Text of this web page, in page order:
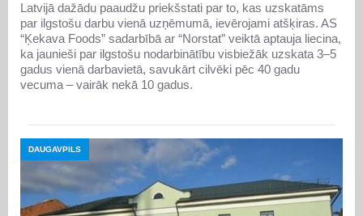
Latvijā dažādu paaudžu priekšstati par to, kas uzskatāms
par ilgstošu darbu vienā uzņēmumā, ievērojami atšķiras. AS
“Ķekava Foods” sadarbībā ar “Norstat” veiktā aptauja liecina,
ka jaunieši par ilgstošu nodarbinātību visbiežāk uzskata 3–5
gadus vienā darbavietā, savukārt cilvēki pēc 40 gadu
vecuma – vairāk nekā 10 gadus.
DAUGAVPILS